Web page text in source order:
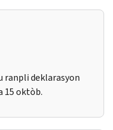
ranpli deklarasyon
15 oktòb.